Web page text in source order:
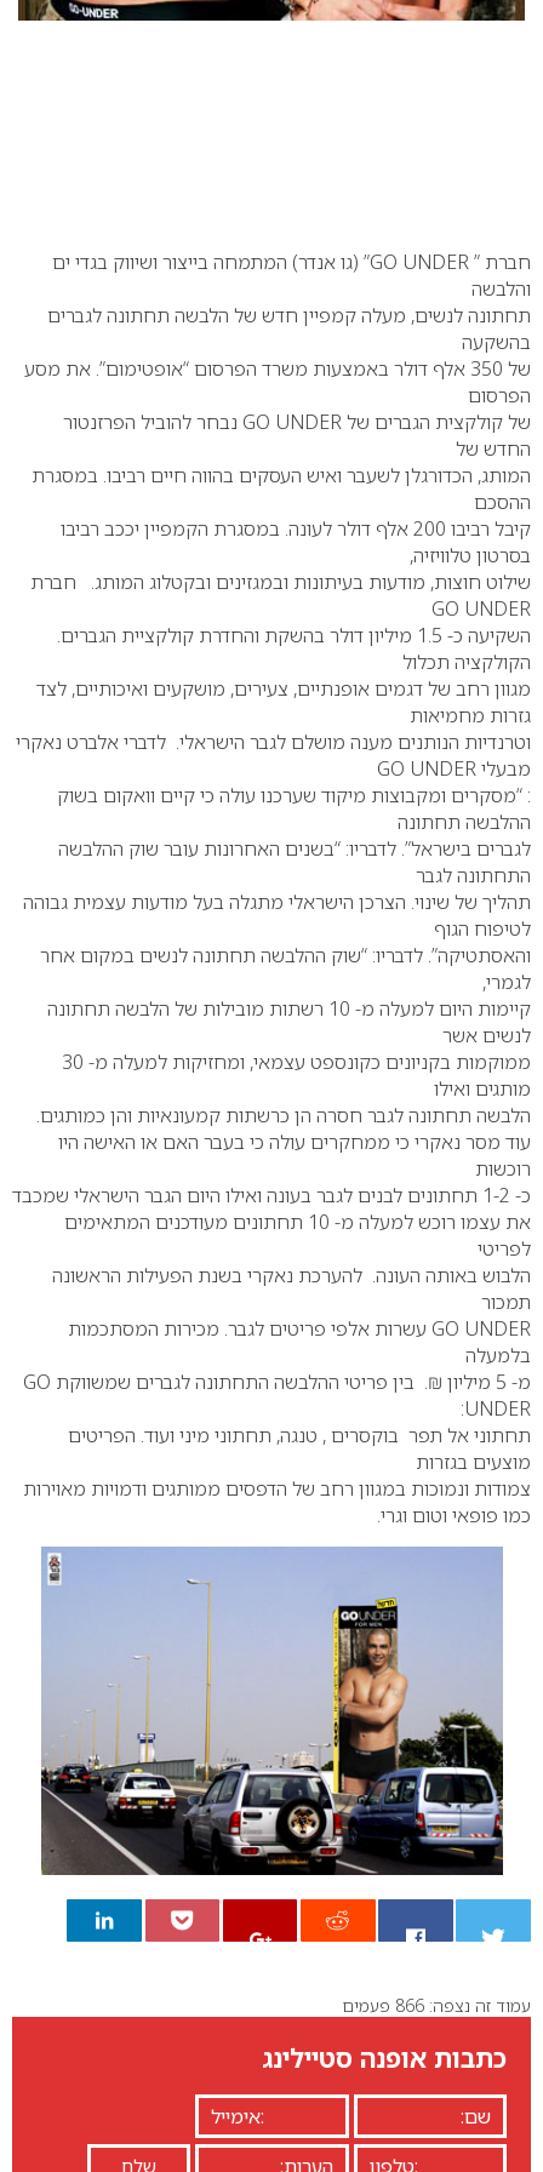
חברת ” GO UNDER” (גו אנדר) המתמחה בייצור ושיווק בגדי ים
והלבשה
תחתונה לנשים, מעלה קמפיין חדש של הלבשה תחתונה לגברים
בהשקעה
של 350 אלף דולר באמצעות משרד הפרסום “אופטימום”. את מסע
הפרסום
של קולקצית הגברים של GO UNDER נבחר להוביל הפרזנטור
החדש של
המותג, הכדורגלן לשעבר ואיש העסקים בהווה חיים רביבו. במסגרת
ההסכם
קיבל רביבו 200 אלף דולר לעונה. במסגרת הקמפיין יככב רביבו
בסרטון טלוויזיה,
שילוט חוצות, מודעות בעיתונות ובמגזינים ובקטלוג המותג. חברת
GO UNDER
השקיעה כ- 1.5 מיליון דולר בהשקת והחדרת קולקציית הגברים.
הקולקציה תכלול
מגוון רחב של דגמים אופנתיים, צעירים, מושקעים ואיכותיים, לצד
גזרות מחמיאות
וטרנדיות הנותנים מענה מושלם לגבר הישראלי. לדברי אלברט נאקרי
מבעלי GO UNDER
: “מסקרים ומקבוצות מיקוד שערכנו עולה כי קיים וואקום בשוק
ההלבשה תחתונה
לגברים בישראל”. לדבריו: “בשנים האחרונות עובר שוק ההלבשה
התחתונה לגבר
תהליך של שינוי. הצרכן הישראלי מתגלה בעל מודעות עצמית גבוהה
לטיפוח הגוף
והאסתטיקה”. לדבריו: “שוק ההלבשה תחתונה לנשים במקום אחר
לגמרי,
קיימות היום למעלה מ- 10 רשתות מובילות של הלבשה תחתונה
לנשים אשר
ממוקמות בקניונים כקונספט עצמאי, ומחזיקות למעלה מ- 30
מותגים ואילו
הלבשה תחתונה לגבר חסרה הן כרשתות קמעונאיות והן כמותגים.
עוד מסר נאקרי כי ממחקרים עולה כי בעבר האם או האישה היו
רוכשות
כ- 1-2 תחתונים לבנים לגבר בעונה ואילו היום הגבר הישראלי שמכבד
את עצמו רוכש למעלה מ- 10 תחתונים מעודכנים המתאימים
לפריטי
הלבוש באותה העונה. להערכת נאקרי בשנת הפעילות הראשונה
תמכור
GO UNDER עשרות אלפי פריטים לגבר. מכירות המסתכמות
בלמעלה
מ- 5 מיליון ₪. בין פריטי ההלבשה התחתונה לגברים שמשווקת GO
UNDER:
תחתוני אל תפר בוקסרים , טנגה, תחתוני מיני ועוד. הפריטים
מוצעים בגזרות
צמודות ונמוכות במגוון רחב של הדפסים ממותגים ודמויות מאוירות
כמו פופאי וטום וגרי.
0
עמוד זה נצפה: 866 פעמים
כתבות אופנה סטיילינג